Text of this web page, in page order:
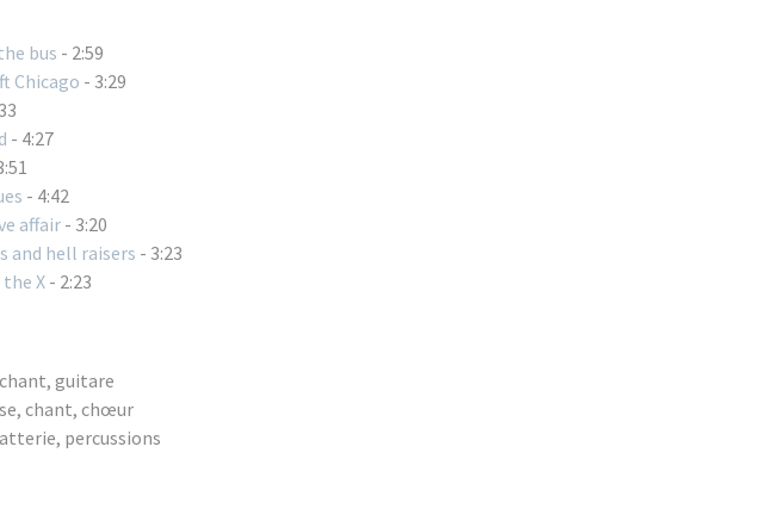
bus - 2:59
Chicago - 3:29
- 4:27
- 4:42
affair- 3:20
and hell raisers - 3:23
X- 2:23
guitare
chant, chœur
percussions